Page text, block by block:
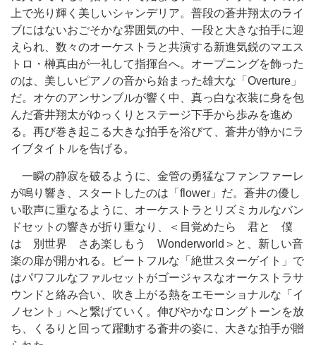
上で光り輝く美しいシャンデリア。普段の蒼井翔太のライ
ブにはないおごそかな雰囲気の中、一段と大きな拍手に迎
えられ、数々のオーケストラと共演する新進気鋭のマエス
トロ・榊真由が一礼して指揮台へ。オープニングを飾った
のは、美しいピアノの音から始まった雄大な「Overture」
だ。オケのアンサンブルが響く中、真っ白な衣装に身を包
んだ蒼井翔太がゆっくりとステージ下手から歩みを進め
る。再び巻き起こる大きな拍手を浴びて、蒼井が静かにラ
イブタイトルを告げる。
一瞬の静寂を破るように、金管の勇猛なファンファーレ
が鳴り響き、スタートしたのは「flower」だ。蒼井の優し
い歌声に重なるように、オーケストラとリズミカルなバン
ドセットの響きが折り重なり、＜目覚めたら 君と 僕
は 別世界 さあ楽しもう Wonderworld＞と、新しい音
楽の扉が開かれる。ビートフルな「絶世スターゲイト」で
はパワフルなファルセットがゴージャスなオーケストラサ
ウンドと絡み合い、吹き上がる熱をエモーショナルな「イ
ノセント」へと繋げていく。伸びやかなロングトーンを放
ち、くるりと回って躍動する蒼井の姿に、大きな拍手が贈